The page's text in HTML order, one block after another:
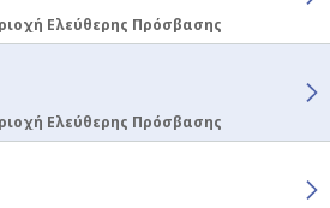
Ελεύθερης Πρόσβασης
Ελεύθερης Πρόσβασης